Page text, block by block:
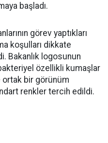
başladı.
görev yaptıkları
koşulları dikkate
Bakanlık logosunun
özellikli kumaşlar
ortak bir görünüm
renkler tercih edildi.